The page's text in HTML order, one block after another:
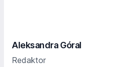
Aleksandra Góral
Redaktor